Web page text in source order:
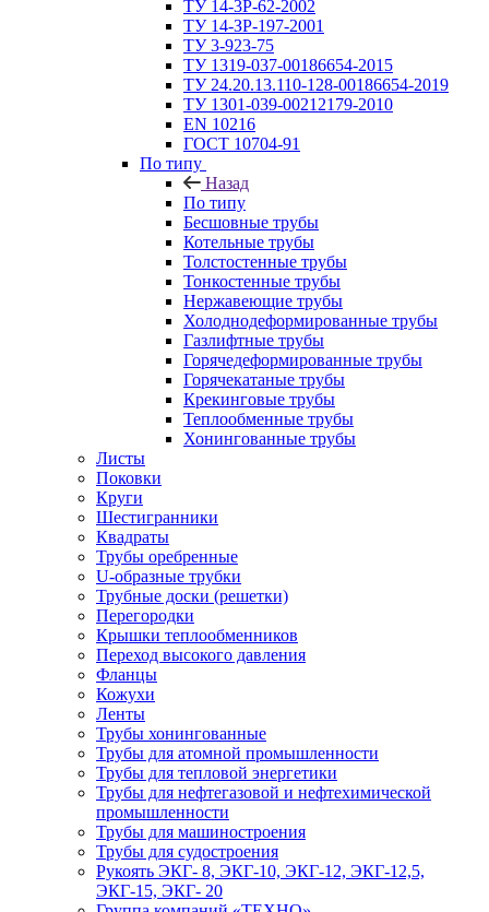
ТУ 14-3Р-62-2002
ТУ 14-ЗР-197-2001
ТУ 3-923-75
ТУ 1319-037-00186654-2015
ТУ 24.20.13.110-128-00186654-2019
ТУ 1301-039-00212179-2010
EN 10216
ГОСТ 10704-91
По типу
Назад
По типу
Бесшовные трубы
Котельные трубы
Толстостенные трубы
Тонкостенные трубы
Нержавеющие трубы
Холоднодеформированные трубы
Газлифтные трубы
Горячедеформированные трубы
Горячекатаные трубы
Крекинговые трубы
Теплообменные трубы
Хонингованные трубы
Листы
Поковки
Круги
Шестигранники
Квадраты
Трубы оребренные
U-образные трубки
Трубные доски (решетки)
Перегородки
Крышки теплообменников
Переход высокого давления
Фланцы
Кожухи
Ленты
Трубы хонингованные
Трубы для атомной промышленности
Трубы для тепловой энергетики
Трубы для нефтегазовой и нефтехимической
промышленности
Трубы для машиностроения
Трубы для судостроения
Рукоять ЭКГ- 8, ЭКГ-10, ЭКГ-12, ЭКГ-12,5,
ЭКГ-15, ЭКГ- 20